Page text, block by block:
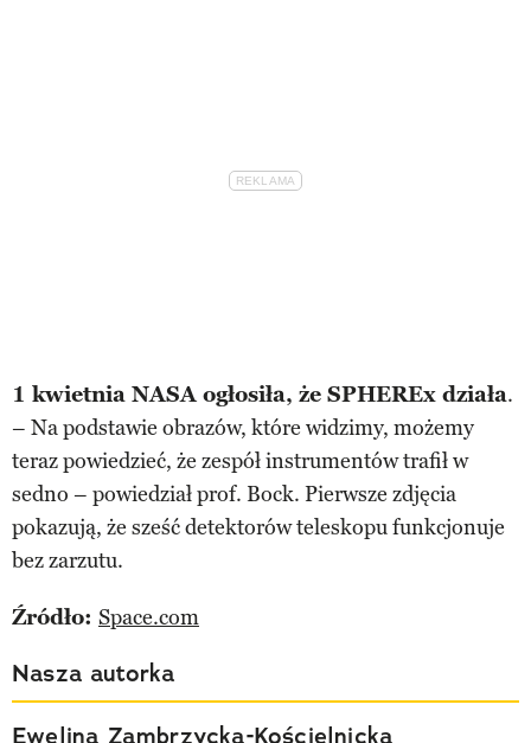
1 kwietnia NASA ogłosiła, że SPHEREx działa.
– Na podstawie obrazów, które widzimy, możemy
teraz powiedzieć, że zespół instrumentów trafił w
sedno – powiedział prof. Bock. Pierwsze zdjęcia
pokazują, że sześć detektorów teleskopu funkcjonuje
bez zarzutu.
Źródło: Space.com
Nasza autorka
Ewelina Zambrzycka-Kościelnicka